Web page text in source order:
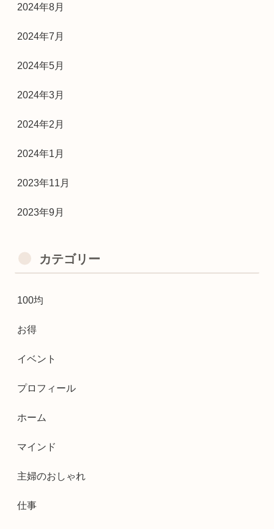
2024年8月
2024年7月
2024年5月
2024年3月
2024年2月
2024年1月
2023年11月
2023年9月
カテゴリー
100均
お得
イベント
プロフィール
ホーム
マインド
主婦のおしゃれ
仕事